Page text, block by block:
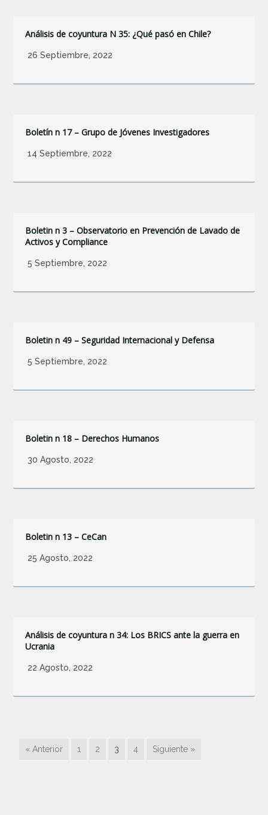
Análisis de coyuntura N 35: ¿Qué pasó en Chile?
26 Septiembre, 2022
Boletín n 17 – Grupo de Jóvenes Investigadores
14 Septiembre, 2022
Boletin n 3 – Observatorio en Prevención de Lavado de
Activos y Compliance
5 Septiembre, 2022
Boletin n 49 – Seguridad Internacional y Defensa
5 Septiembre, 2022
Boletin n 18 – Derechos Humanos
30 Agosto, 2022
Boletin n 13 – CeCan
25 Agosto, 2022
Análisis de coyuntura n 34: Los BRICS ante la guerra en
Ucrania
22 Agosto, 2022
« Anterior 1 2 3 4 Siguiente »